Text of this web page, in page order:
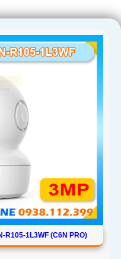
R105-1L3WF (C6N PRO)